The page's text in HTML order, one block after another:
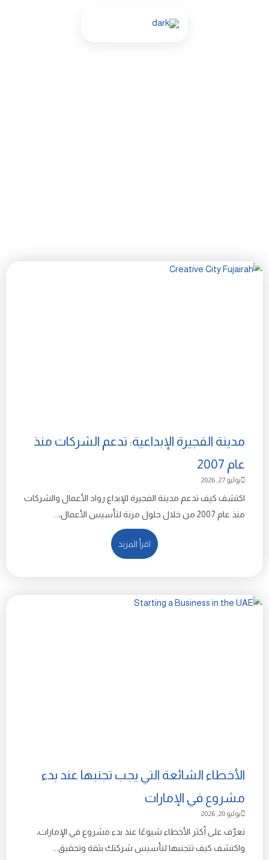
مدينة الفجيرة الإبداعية: تدعم الشركات منذ
عام 2007
يوليو 27, 2026
اكتشف كيف تدعم مدينة الفجيرة للإبداع رواد الأعمال والشركات
منذ عام 2007 من خلال حلول مرنة لتأسيس الأعمال،...
اقرأ المزيد
الأخطاء الشائعة التي يجب تجنبها عند بدء
مشروع في الإمارات
يوليو 20, 2026
تعرّف على أكثر الأخطاء شيوعًا عند بدء مشروع في الإمارات،
واكتشف كيف تتجنبها لتأسيس شركتك بثقة وتحقيق...